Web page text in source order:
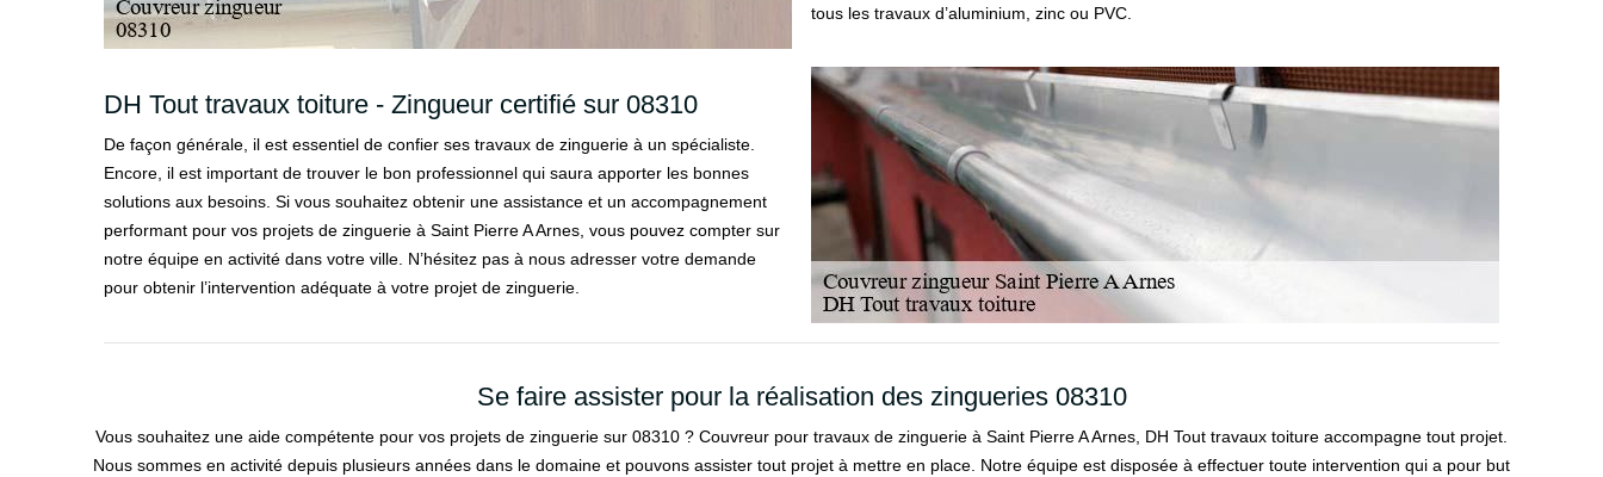
tous les travaux d’aluminium, zinc ou PVC.
DH Tout travaux toiture - Zingueur certifié sur 08310
De façon générale, il est essentiel de confier ses travaux de zinguerie à un spécialiste.
Encore, il est important de trouver le bon professionnel qui saura apporter les bonnes
solutions aux besoins. Si vous souhaitez obtenir une assistance et un accompagnement
performant pour vos projets de zinguerie à Saint Pierre A Arnes, vous pouvez compter sur
notre équipe en activité dans votre ville. N’hésitez pas à nous adresser votre demande
pour obtenir l’intervention adéquate à votre projet de zinguerie.
Se faire assister pour la réalisation des zingueries 08310
Vous souhaitez une aide compétente pour vos projets de zinguerie sur 08310 ? Couvreur pour travaux de zinguerie à Saint Pierre A Arnes, DH Tout travaux toiture accompagne tout projet.
Nous sommes en activité depuis plusieurs années dans le domaine et pouvons assister tout projet à mettre en place. Notre équipe est disposée à effectuer toute intervention qui a pour but